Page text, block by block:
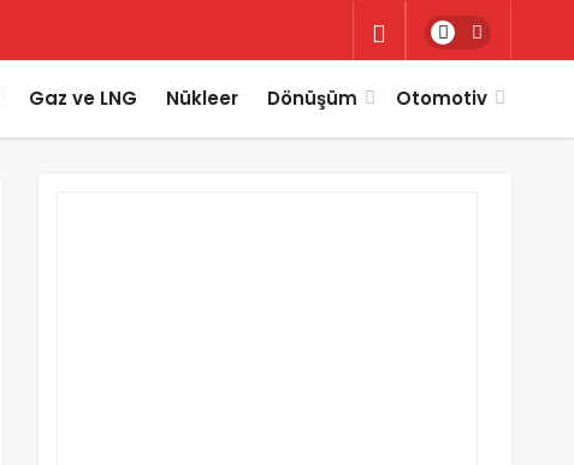
Gaz ve LNG Nükleer Dönüşüm Otomotiv